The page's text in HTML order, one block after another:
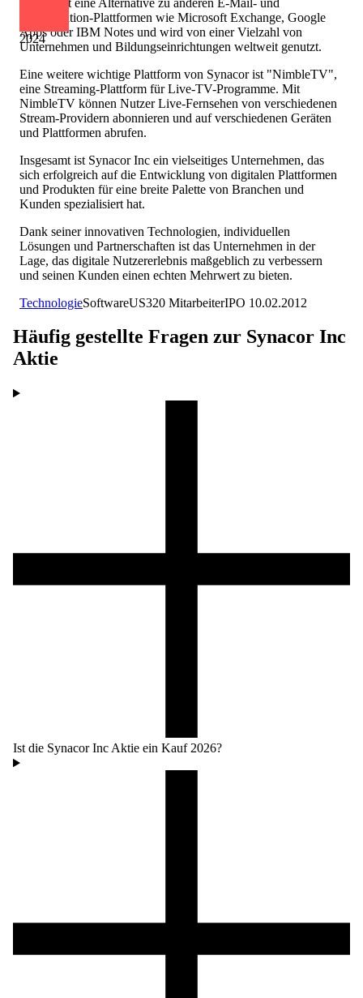
2024
Collaboration-Plattformen wie Microsoft Exchange, Google
Apps oder IBM Notes und wird von einer Vielzahl von
Unternehmen und Bildungseinrichtungen weltweit genutzt.
Eine weitere wichtige Plattform von Synacor ist "NimbleTV",
eine Streaming-Plattform für Live-TV-Programme. Mit
NimbleTV können Nutzer Live-Fernsehen von verschiedenen
Stream-Providern abonnieren und auf verschiedenen Geräten
und Plattformen abrufen.
Insgesamt ist Synacor Inc ein vielseitiges Unternehmen, das
sich erfolgreich auf die Entwicklung von digitalen Plattformen
und Produkten für eine breite Palette von Branchen und
Kunden spezialisiert hat.
Dank seiner innovativen Technologien, individuellen
Lösungen und Partnerschaften ist das Unternehmen in der
Lage, das digitale Nutzererlebnis maßgeblich zu verbessern
und seinen Kunden einen echten Mehrwert zu bieten.
TechnologieSoftwareUS320 MitarbeiterIPO 10.02.2012
Häufig gestellte Fragen zur Synacor Inc
Aktie
Ist die Synacor Inc Aktie ein Kauf 2026?